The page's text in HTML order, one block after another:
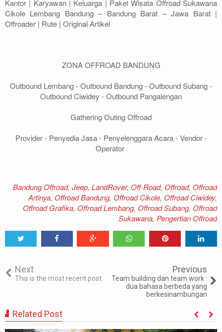
Kantor | Karyawan | Keluarga | Paket Wisata Offroad Sukawana
Cikole Lembang Bandung – Bandung Barat – Jawa Barat |
Offroader | Rute | Original Artikel
ZONA OFFROAD BANDUNG
Outbound Lembang - Outbound Bandung - Outbound Subang -
Outbound Ciwidey - Outbound Pangalengan
Gathering Outing Offroad
Provider - Penyedia Jasa - Penyelenggara Acara - Vendor -
Operator
Bandung Offroad, Jeep, LandRover, Off-Road, Offroad, Offroad
Artinya, Offroad Bandung, Offroad Cikole, Offroad Ciwidey,
Offroad Grafika, Offroad Lembang, Offroad Subang, Offroad
Sukawana, Pengertian Offroad
Next
This is the most recent post.
Previous
Team building dan team work :
dua bahasa berbeda yang
berkesinambungan
Related Post